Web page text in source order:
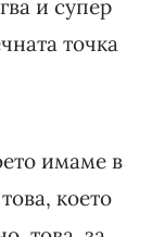
и супер
точка
имаме в
което